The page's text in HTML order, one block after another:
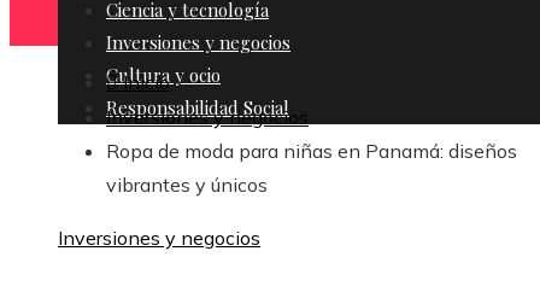
Ciencia y tecnología
Inversiones y negocios
Cultura y ocio
Responsabilidad Social
Inicio
Inversiones y negocios
Ropa de moda para niñas en Panamá: diseños
vibrantes y únicos
Inversiones y negocios